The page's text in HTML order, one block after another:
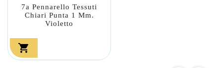
7a Pennarello Tessuti
Chiari Punta 1 Mm.
Violetto
